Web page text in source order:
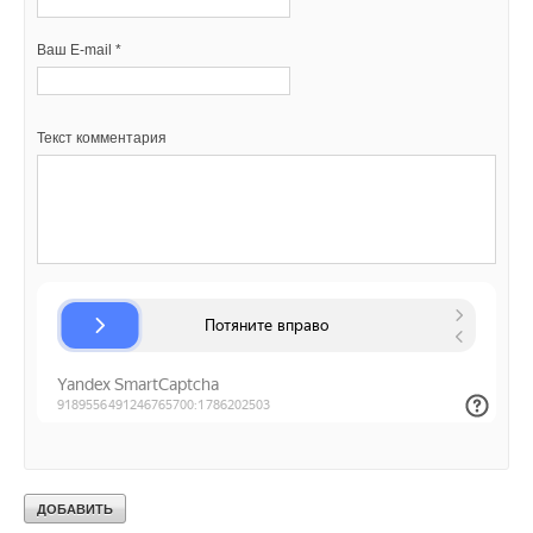
Ваш E-mail *
Текст комментария
теплового баланса ограждающих конструкций.
В качестве примера был выполнен расчет теплового баланса
производственного помещения размерами 40 × 60 м и
соответствии с рекомендациями [1] температура воздуха в
Были выбраны пять излучателей DSL30-4/Gogas (12,25 ×
0,425 м) с температурой поверхности 240 °C. При лучистом
отоплении теплопотери цеха составили 137 кВт, при
водяном отоплении теплопотери для этого же помещения
эффективнее водяного отопления. Окончательное решение
может быть принято после экономического сравнения.